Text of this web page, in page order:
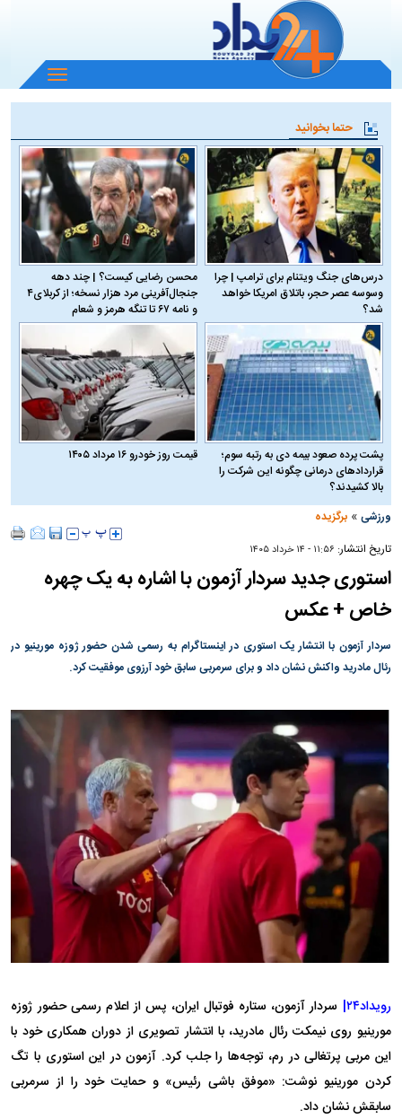
باز
و
منو
حتما بخوانید
درس‌های جنگ ویتنام برای ترامپ | چرا
وسوسه عصر حجر، باتلاق امریکا خواهد
شد؟
محسن رضایی کیست؟ | چند دهه
جنجال‌آفرینی مرد هزار نسخه؛ از کربلای۴
و نامه ۶۷ تا تنگه هرمز و شعام
پشت پرده صعود بیمه دی به رتبه سوم؛
قراردادهای درمانی چگونه این شرکت را
بالا کشیدند؟
قیمت روز خودرو ۱۶ مرداد ۱۴۰۵
ورزشی »برگزیده
تاریخ انتشار: ۱۱:۵۶ - ۱۴ خرداد ۱۴۰۵
استوری جدید سردار آزمون با اشاره به یک چهره
خاص + عکس
سردار آزمون با انتشار یک استوری در اینستاگرام به رسمی شدن حضور ژوزه مورینیو در
رئال مادرید واکنش نشان داد و برای سرمربی سابق خود آرزوی موفقیت کرد.
رویداد۲۴|
سردار آزمون، ستاره فوتبال ایران، پس از اعلام رسمی حضور ژوزه
مورینیو روی نیمکت رئال مادرید، با انتشار تصویری از دوران همکاری خود با
این مربی پرتغالی در رم، توجه‌ها را جلب کرد. آزمون در این استوری با تگ
کردن مورینیو نوشت: «موفق باشی رئیس» و حمایت خود را از سرمربی
سابقش نشان داد.